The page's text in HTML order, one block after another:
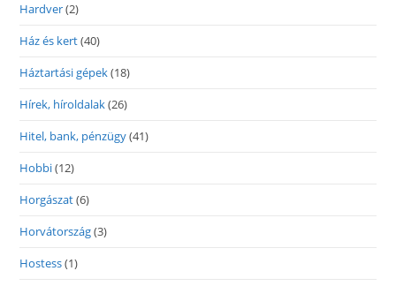
Hardver(2)
Ház és kert(40)
Háztartási gépek(18)
Hírek, híroldalak(26)
Hitel, bank, pénzügy(41)
Hobbi(12)
Horgászat(6)
Horvátország(3)
Hostess(1)